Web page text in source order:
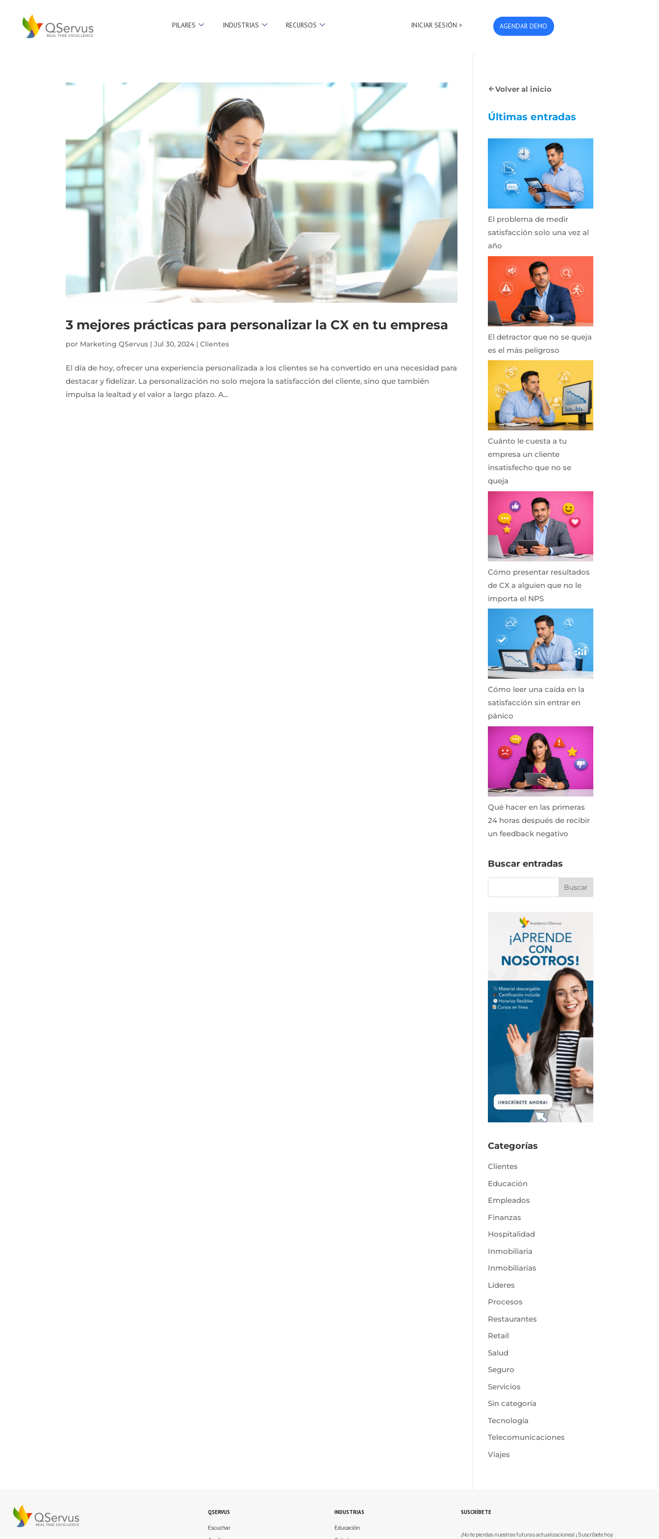
PILARES INDUSTRIAS RECURSOS INICIAR SESIÓN > AGENDAR DEMO
3 mejores prácticas para personalizar la CX en tu empresa
por Marketing QServus |Jul 30, 2024 |Clientes
El día de hoy, ofrecer una experiencia personalizada a los clientes se ha convertido en una necesidad para
destacar y fidelizar. La personalización no solo mejora la satisfacción del cliente, sino que también
impulsa la lealtad y el valor a largo plazo. A...
Volver al inicio
Últimas entradas
El problema de medir
satisfacción solo una vez al
año
El detractor que no se queja
es el más peligroso
Cuánto le cuesta a tu
empresa un cliente
insatisfecho que no se
queja
Cómo presentar resultados
de CX a alguien que no le
importa el NPS
Cómo leer una caída en la
satisfacción sin entrar en
pánico
Qué hacer en las primeras
24 horas después de recibir
un feedback negativo
Buscar entradas
Categorías
Clientes
Educación
Empleados
Finanzas
Hospitalidad
Inmobiliaria
Inmobiliarias
Líderes
Procesos
Restaurantes
Retail
Salud
Seguro
Servicios
Sin categoría
Tecnología
Telecomunicaciones
Viajes
QSERVUS
Escuchar
INDUSTRIAS
Educación
SUSCRÍBETE
¡No te pierdas nuestras futuras actualizaciones! ¡Suscríbete hoy